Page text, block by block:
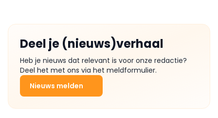
Deel je (nieuws)verhaal
Heb je nieuws dat relevant is voor onze redactie?
Deel het met ons via het meldformulier.
Nieuws melden